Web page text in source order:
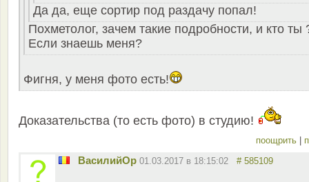
Да да, еще сортир под раздачу попал!
Похметолог, зачем такие подробности, и кто ты
Если знаешь меня?
Фигня, у меня фото есть!
Доказательства (то есть фото) в студию!
поощрить
ВасилийОр 01.03.2017 в 18:15:02 # 585109